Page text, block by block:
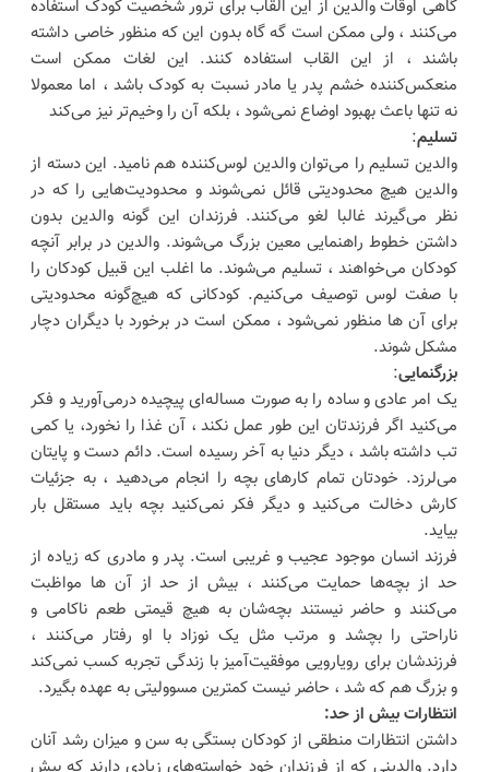
گاهی اوقات والدین از این القاب برای ترور شخصیت کودک استفاده
می‌کنند ، ولی ممکن است گه گاه بدون این که منظور خاصی داشته
باشند ، از این القاب استفاده کنند. این لغات ممکن است
منعکس‌کننده خشم پدر یا مادر نسبت به کودک باشد ، اما معمولا
نه تنها باعث بهبود اوضاع نمی‌شود ، بلکه آن را وخیم‌تر نیز می‌کند
تسلیم:
والدین تسلیم را می‌توان والدین لوس‌کننده هم نامید. این دسته از
والدین هیچ محدودیتی قائل نمی‌شوند و محدودیت‌هایی را که در
نظر می‌گیرند غالبا لغو می‌کنند. فرزندان این گونه والدین بدون
داشتن خطوط راهنمایی معین بزرگ می‌شوند. والدین در برابر آنچه
کودکان می‌خواهند ، تسلیم می‌شوند. ما اغلب این قبیل کودکان را
با صفت لوس توصیف می‌کنیم. کودکانی که هیچ‌گونه محدودیتی
برای آن ها منظور نمی‌شود ، ممکن است در برخورد با دیگران دچار
مشکل شوند.
بزرگنمایی:
یک امر عادی و ساده را به صورت مساله‌ای پیچیده درمی‌آورید و فکر
می‌کنید اگر فرزندتان این طور عمل نکند ، آن غذا را نخورد، یا کمی
تب داشته باشد ، دیگر دنیا به آخر رسیده است. دائم دست و پایتان
می‌لرزد. خودتان تمام کارهای بچه را انجام می‌دهید ، به جزئیات
کارش دخالت می‌کنید و دیگر فکر نمی‌کنید بچه باید مستقل بار
بیاید.
فرزند انسان موجود عجیب و غریبی است. پدر و مادری که زیاده از
حد از بچه‌ها حمایت می‌کنند ، بیش از حد از آن ها مواظبت
می‌کنند و حاضر نیستند بچه‌شان به هیچ قیمتی طعم ناکامی و
ناراحتی را بچشد و مرتب مثل یک نوزاد با او رفتار می‌کنند ،
فرزندشان برای رویارویی موفقیت‌آمیز با زندگی تجربه کسب نمی‌کند
و بزرگ هم که شد ، حاضر نیست کمترین مسوولیتی به عهده بگیرد.
انتظارات بیش از حد:
داشتن انتظارات منطقی از کودکان بستگی به سن و میزان رشد آنان